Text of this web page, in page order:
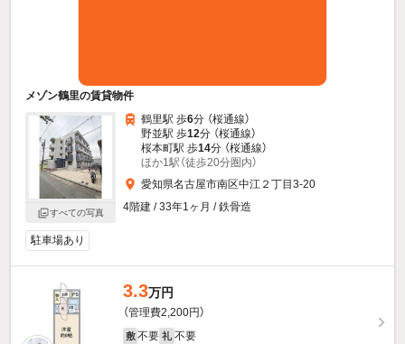
メゾン鶴里の賃貸物件
すべての写真
鶴里駅 歩6分 （桜通線）
野並駅 歩12分 （桜通線）
桜本町駅 歩14分 （桜通線）
ほか1駅（徒歩20分圏内）
愛知県名古屋市南区中江２丁目3-20
4階建 / 33年1ヶ月 / 鉄骨造
駐車場あり
3.3万円
（管理費2,200円）
敷 不要 礼 不要